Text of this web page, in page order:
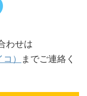
わせは
）
までご連絡く